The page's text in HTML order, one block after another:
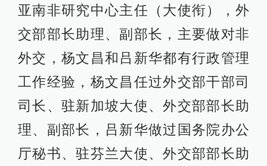
亚南非研究中心主任（大使衔），外
交部部长助理、副部长，主要做对非
外交，杨文昌和吕新华都有行政管理
工作经验，杨文昌任过外交部干部司
司长、驻新加坡大使、外交部部长助
理、副部长，吕新华做过国务院办公
厅秘书、驻芬兰大使、外交部部长助